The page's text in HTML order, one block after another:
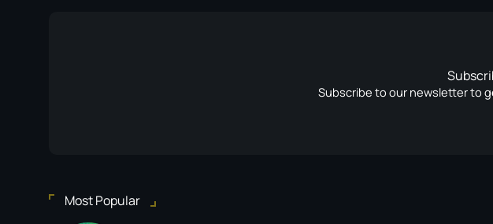
Subscribe to our newsletter to
Most Popular